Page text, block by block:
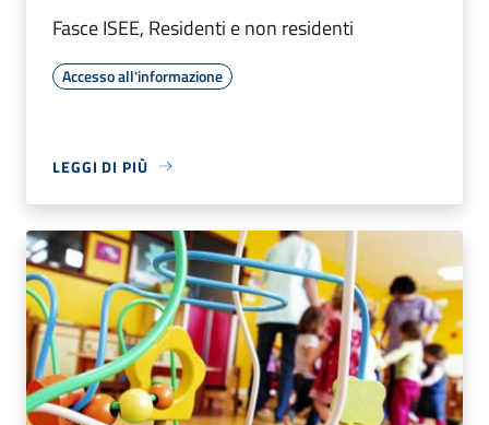
Fasce ISEE, Residenti e non residenti
Accesso all'informazione
LEGGI DI PIÙ